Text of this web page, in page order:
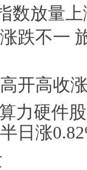
数放量
跌不一
开高收
力硬件
日涨